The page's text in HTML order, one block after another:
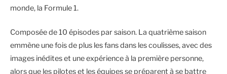
monde, la Formule 1.
Composée de 10 épisodes par saison. La quatrième saison
emmène une fois de plus les fans dans les coulisses, avec des
images inédites et une expérience à la première personne,
alors que les pilotes et les équipes se préparent à se battre